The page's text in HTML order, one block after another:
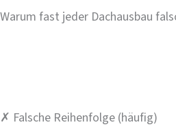
Warum fast jeder Dachausbau
✗ Falsche Reihenfolge (häufig)